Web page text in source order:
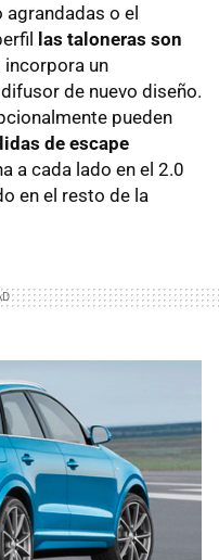
o el
las taloneras son
un
de nuevo diseño.
pueden
de escape
a cada lado en el 2.0
en el resto de la